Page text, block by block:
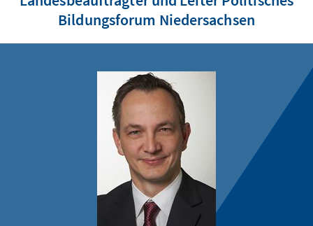
Bildungsforum Niedersachsen